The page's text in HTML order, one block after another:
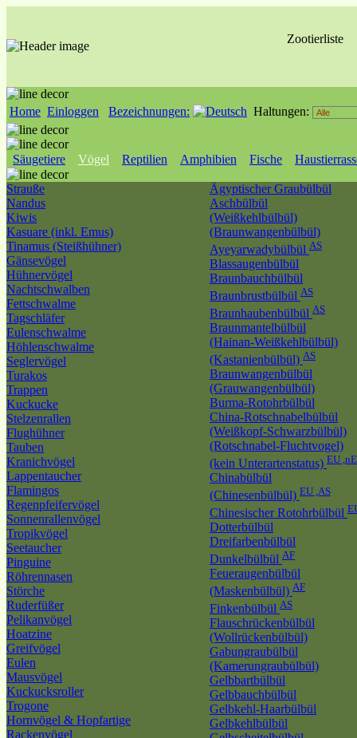
Zootierliste
Home Einloggen Bezeichnungen: Haltungen:
Säugetiere Vögel Reptilien Amphibien Fische
Strauße
Nandus
Kiwis
Kasuare (inkl. Emus)
Tinamus (Steißhühner)
Gänsevögel
Hühnervögel
Nachtschwalben
Fettschwalme
Tagschläfer
Eulenschwalme
Höhlenschwalme
Seglervögel
Turakos
Trappen
Kuckucke
Stelzenrallen
Flughühner
Tauben
Kranichvögel
Lappentaucher
Flamingos
Regenpfeifervögel
Sonnenrallenvögel
Tropikvögel
Seetaucher
Pinguine
Röhrennasen
Störche
Ruderfüßer
Pelikanvögel
Hoatzine
Greifvögel
Eulen
Mausvögel
Kuckucksroller
Trogone
Hornvögel & Hopfartige
Rackenvögel
Ägyptischer Graubülbül
Aschbülbül
(Weißkehlbülbül)
(Braunwangenbülbül)
Ayeyarwadybülbül AS
Blassaugenbülbül
Braunbauchbülbül
Braunbrustbülbül AS
Braunhaubenbülbül AS
Braunmantelbülbül
(Hainan-Weißkehlbülbül)
(Kastanienbülbül) AS
Braunwangenbülbül
(Grauwangenbülbül)
Burma-Rotohrbülbül
China-Rotschnabelbülbül
(Weißkopf-Schwarzbülbül)
(Rotschnabel-Fluchtvogel)
(kein Unterartenstatus) EU
Chinabülbül
(Chinesenbülbül) EU ,AS
Chinesischer Rotohrbülbül
Dotterbülbül
Dreifarbenbülbül
Dunkelbülbül AF
Feueraugenbülbül
(Maskenbülbül) AF
Finkenbülbül AS
Flauschrückenbülbül
(Wollrückenbülbül)
Gabungraubülbül
(Kamerungraubülbül)
Gelbbartbülbül
Gelbbauchbülbül
Gelbkehl-Haarbülbül
Gelbkehlbülbül